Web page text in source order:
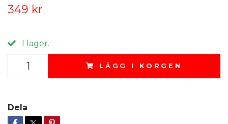
349 kr
I lager.
LÄGG I KORGEN
Dela